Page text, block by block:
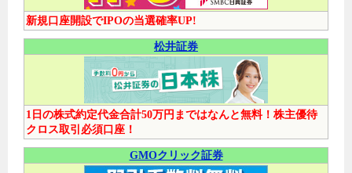
新規口座開設でIPOの当選確率UP!
松井証券
1日の株式約定代金合計50万円まではなんと無料！株主優待
クロス取引必須口座！
GMOクリック証券